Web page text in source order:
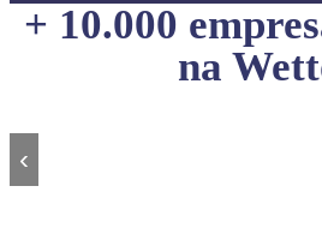
+ 10.000
na
‹